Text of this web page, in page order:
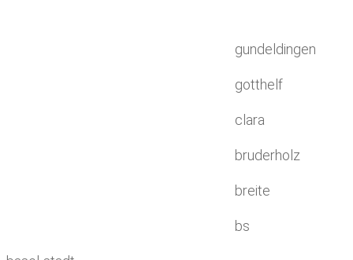
gundeldingen
gotthelf
clara
bruderholz
breite
bs